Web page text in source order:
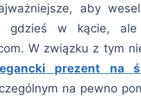
aby
gdzieś w kącie, ale
W związku z tym
prezent na
na pewno